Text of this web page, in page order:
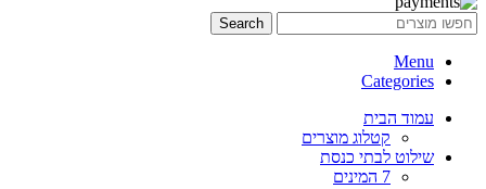
Search
Menu
Categories
עמוד הבית
קטלוג מוצרים
שילוט לבתי כנסת
7 המינים